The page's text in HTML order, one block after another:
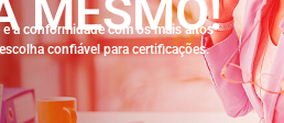
MESMO!
a conformidade com os mais altos
confiável para certificações.